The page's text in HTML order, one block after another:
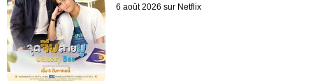
6 août 2026 sur Netflix